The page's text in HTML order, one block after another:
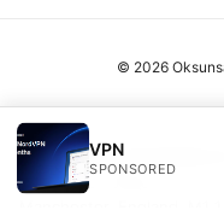
VPN
SPONSORED
© 2026
Oksunsafetycode Media LLC
12 Princess Street